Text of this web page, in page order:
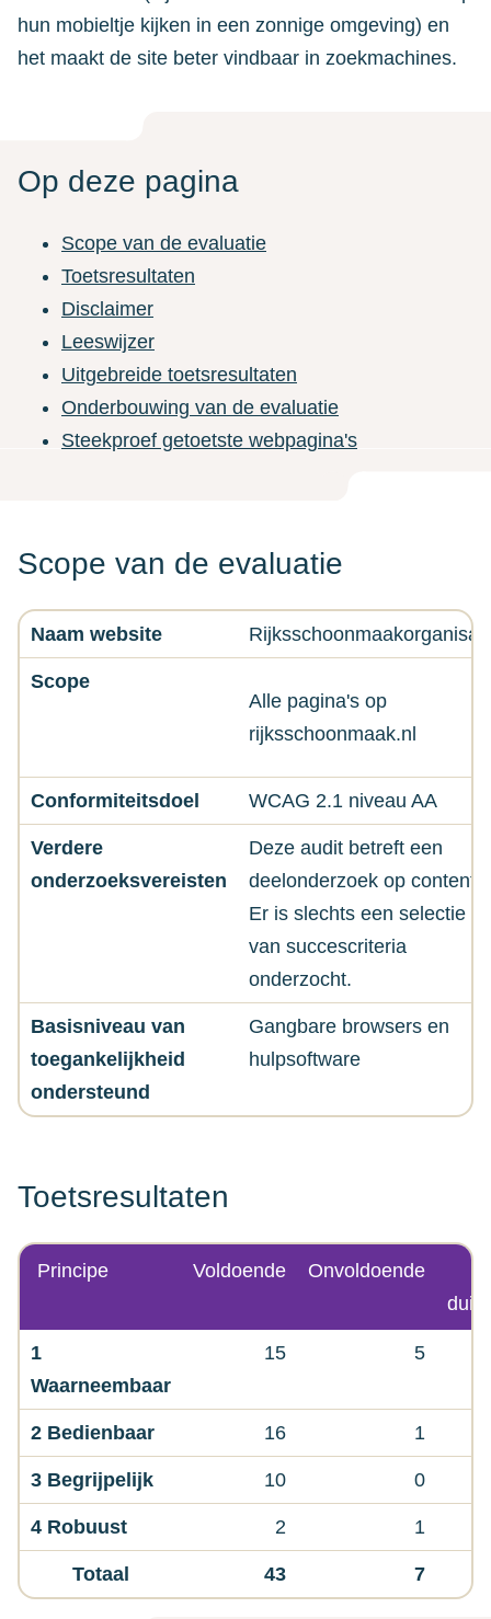
hun mobieltje kijken in een zonnige omgeving) en
het maakt de site beter vindbaar in zoekmachines.
Op deze pagina
Scope van de evaluatie
Toetsresultaten
Disclaimer
Leeswijzer
Uitgebreide toetsresultaten
Onderbouwing van de evaluatie
Steekproef getoetste webpagina's
Scope van de evaluatie
Naam website
Scope
Alle pagina's op
rijksschoonmaak.nl
Conformiteitsdoel WCAG 2.1 niveau AA
Verdere
onderzoeksvereisten
Deze audit betreft een
deelonderzoek op content.
Er is slechts een selectie
van succescriteria
onderzocht.
Basisniveau van
toegankelijkheid
ondersteund
Gangbare browsers en
hulpsoftware
Toetsresultaten
Principe Voldoende Onvoldoende
1
Waarneembaar
15 5
2 Bedienbaar 16 1
3 Begrijpelijk 10 0
4 Robuust 2 1
Totaal 43 7